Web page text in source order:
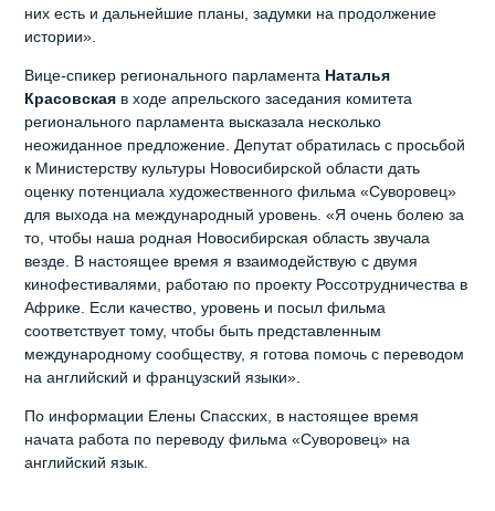
них есть и дальнейшие планы, задумки на продолжение
истории».
Вице-спикер регионального парламента Наталья
Красовская в ходе апрельского заседания комитета
регионального парламента высказала несколько
неожиданное предложение. Депутат обратилась с просьбой
к Министерству культуры Новосибирской области дать
оценку потенциала художественного фильма «Суворовец»
для выхода на международный уровень. «Я очень болею за
то, чтобы наша родная Новосибирская область звучала
везде. В настоящее время я взаимодействую с двумя
кинофестивалями, работаю по проекту Россотрудничества в
Африке. Если качество, уровень и посыл фильма
соответствует тому, чтобы быть представленным
международному сообществу, я готова помочь с переводом
на английский и французский языки».
По информации Елены Спасских, в настоящее время
начата работа по переводу фильма «Суворовец» на
английский язык.